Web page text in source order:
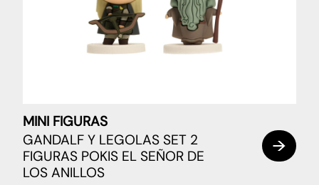
MINI FIGURAS
GANDALF Y LEGOLAS SET 2
FIGURAS POKIS EL SEÑOR DE
LOS ANILLOS